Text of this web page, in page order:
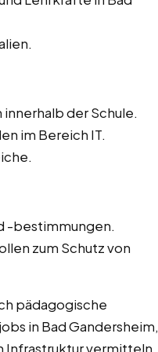
der Schule.
im Bereich IT.
-bestimmungen.
zum Schutz von
pädagogische
in Bad Gandersheim,
Infrastruktur vermitteln